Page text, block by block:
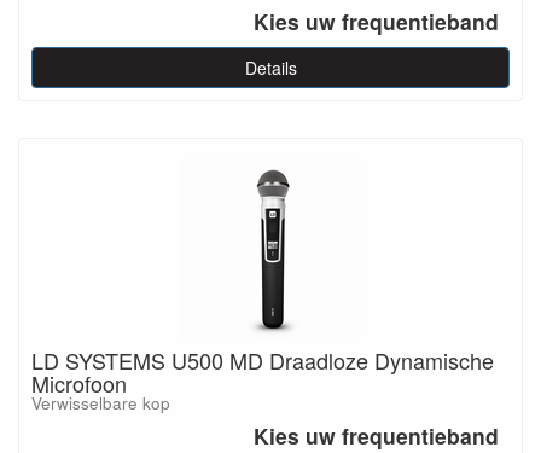
Kies uw frequentieband
Details
LD SYSTEMS U500 MD Draadloze Dynamische
Microfoon
Verwisselbare kop
Kies uw frequentieband